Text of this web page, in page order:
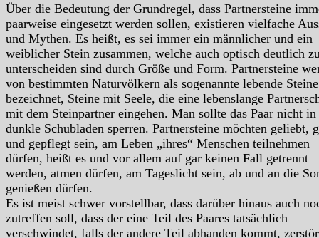
Über die Bedeutung der Grundregel, dass Partnersteine
paarweise eingesetzt werden sollen, existieren vielfache
und Mythen. Es heißt, es sei immer ein männlicher und ein
weiblicher Stein zusammen, welche auch optisch deutlich
unterscheiden sind durch Größe und Form. Partnersteine
von bestimmten Naturvölkern als sogenannte lebende Steine
bezeichnet, Steine mit Seele, die eine lebenslange
mit dem Steinpartner eingehen. Man sollte das Paar nicht in
dunkle Schubladen sperren. Partnersteine möchten geliebt,
und gepflegt sein, am Leben „ihres“ Menschen teilnehmen
dürfen, heißt es und vor allem auf gar keinen Fall getrennt
werden, atmen dürfen, am Tageslicht sein, ab und an die
genießen dürfen.
Es ist meist schwer vorstellbar, dass darüber hinaus auch
zutreffen soll, dass der eine Teil des Paares tatsächlich
verschwindet, falls der andere Teil abhanden kommt,